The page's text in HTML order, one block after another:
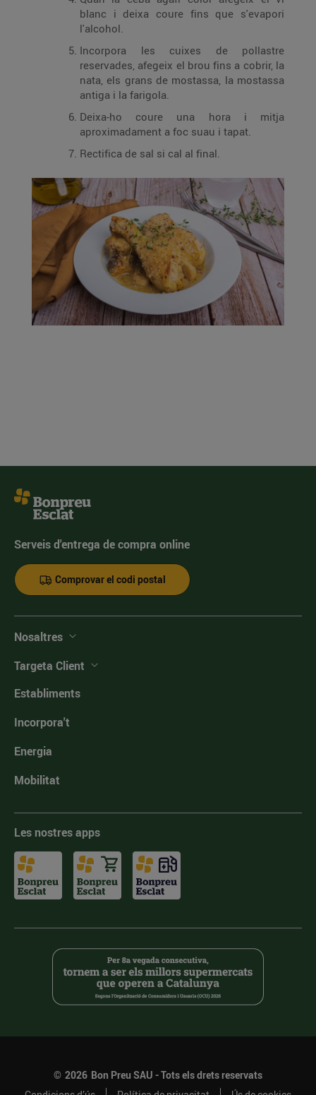
blanc i deixa coure fins que s'evapori
l'alcohol.
Incorpora les cuixes de pollastre
reservades, afegeix el brou fins a cobrir, la
nata, els grans de mostassa, la mostassa
antiga i la farigola.
Deixa-ho coure una hora i mitja
aproximadament a foc suau i tapat.
Rectifica de sal si cal al final.
Serveis d'entrega de compra online
Comprovar el codi postal
Nosaltres
Targeta Client
Establiments
Incorpora't
Energia
Mobilitat
Les nostres apps
© 2026 Bon Preu SAU - Tots els drets reservats